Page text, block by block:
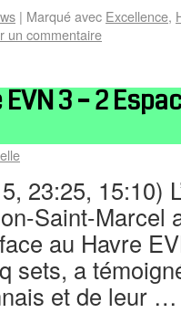
| Marqué avec Excellence,
un commentaire
EVN 3 – 2
23:25, 15:10)
Saint-Marcel
au Havre
sets, a
et de leur